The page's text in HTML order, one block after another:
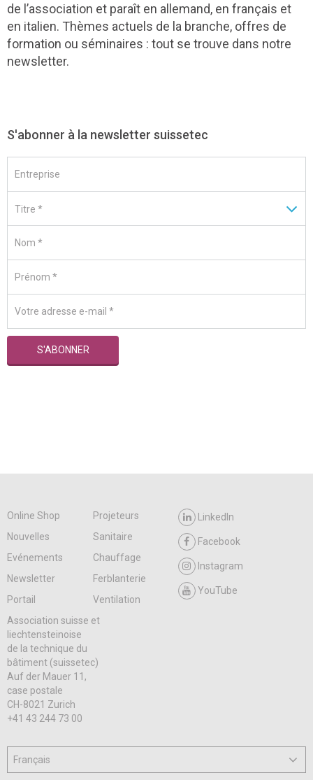
de l’association et paraît en allemand, en français et
en italien. Thèmes actuels de la branche, offres de
formation ou séminaires : tout se trouve dans notre
newsletter.
S'abonner à la newsletter suissetec
Online Shop
Projeteurs
Nouvelles
Sanitaire
Evénements
Chauffage
Newsletter
Ferblanterie
Portail
Ventilation
LinkedIn
Facebook
Instagram
YouTube
Association suisse et
liechtensteinoise
de la technique du
bâtiment (suissetec)
Auf der Mauer 11,
case postale
CH-8021 Zurich
+41 43 244 73 00